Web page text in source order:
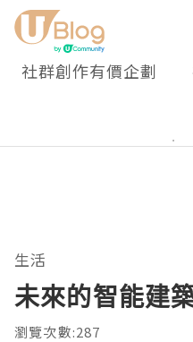
社群創作有價企劃
生活
未來的智能建
瀏覽次數:287